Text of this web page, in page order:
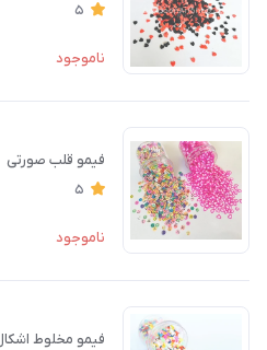
5
ناموجود
فیمو قلب صورتی
5
ناموجود
فیمو مخلوط